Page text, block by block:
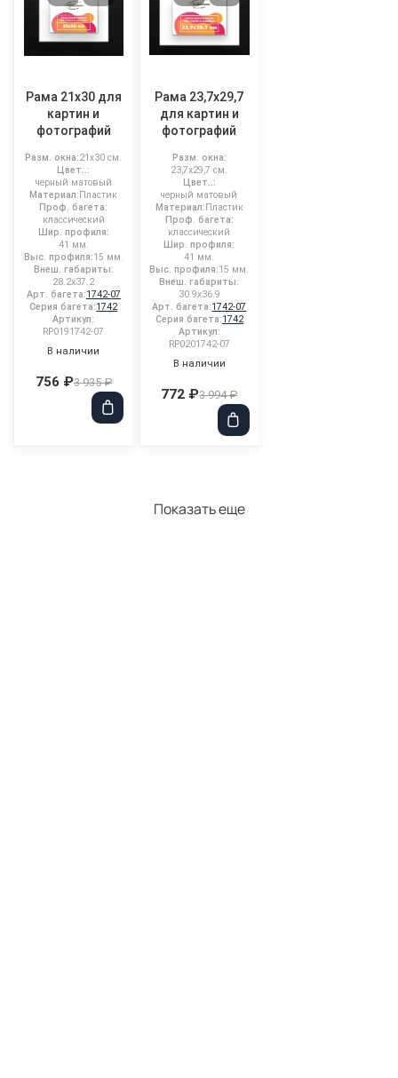
Рама 21x30 для
картин и
фотографий
Разм. окна:21x30 см.
Цвет..:
черный матовый
Материал:Пластик
Проф. багета:
классический
Шир. профиля:
41 мм.
Выс. профиля:15 мм.
Внеш. габариты:
28.2x37.2
Арт. багета:1742-07
Серия багета:1742
Артикул:
RP0191742-07
В наличии
756 ₽3 935 ₽
Рама 23,7x29,7
для картин и
фотографий
Разм. окна:
23,7x29,7 см.
Цвет..:
черный матовый
Материал:Пластик
Проф. багета:
классический
Шир. профиля:
41 мм.
Выс. профиля:15 мм.
Внеш. габариты:
30.9x36.9
Арт. багета:1742-07
Серия багета:1742
Артикул:
RP0201742-07
В наличии
772 ₽3 994 ₽
Показать еще